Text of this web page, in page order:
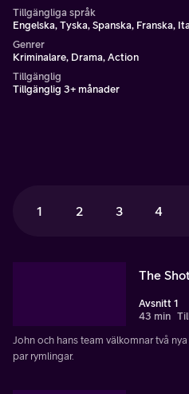
Tillgängliga språk
Engelska, Tyska, Spanska, Franska,
Genrer
Kriminalare, Drama, Action
Tillgänglig
Tillgänglig 3+ månader
1 2 3 4
The Shot
Avsnitt 1
43 min
John och hans team välkomnar två
par rymlingar.